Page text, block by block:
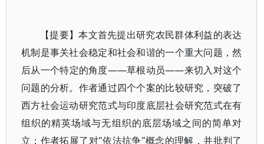
【提要】本文首先提出研究农民群体利益的表达
机制是事关社会稳定和社会和谐的一个重大问题，然
后从一个特定的角度——草根动员——来切入对这个
问题的分析。作者通过四个个案的比较研究，突破了
西方社会运动研究范式与印度底层社会研究范式在有
组织的精英场域与无组织的底层场域之间的简单对
立；作者拓展了对"依法抗争"概念的理解，并批判了